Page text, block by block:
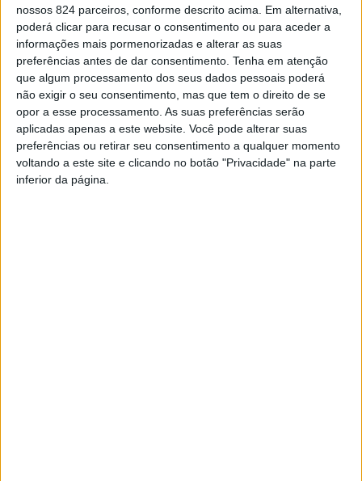
nossos 824 parceiros, conforme descrito acima. Em alternativa,
poderá clicar para recusar o consentimento ou para aceder a
informações mais pormenorizadas e alterar as suas
preferências antes de dar consentimento. Tenha em atenção
que algum processamento dos seus dados pessoais poderá
não exigir o seu consentimento, mas que tem o direito de se
opor a esse processamento. As suas preferências serão
aplicadas apenas a este website. Você pode alterar suas
preferências ou retirar seu consentimento a qualquer momento
voltando a este site e clicando no botão "Privacidade" na parte
inferior da página.
A Bandevelugo (*)apresentou-se no dia 27 de
março,Dia Mundial do Teatro, como uma
companhia de teatro em Oliveira de Azeméis,
tal como noticiamos aqui . Este projeto
fundado João Amorim e Daniela Cardos vem
colmatar uma deficiência existente no concelho. O teatro
passa agora ter um olhar profissional.“Não havendo o
registo de fixação de qualquer companhia de teatro
profissional até ao momento neste concelho, a